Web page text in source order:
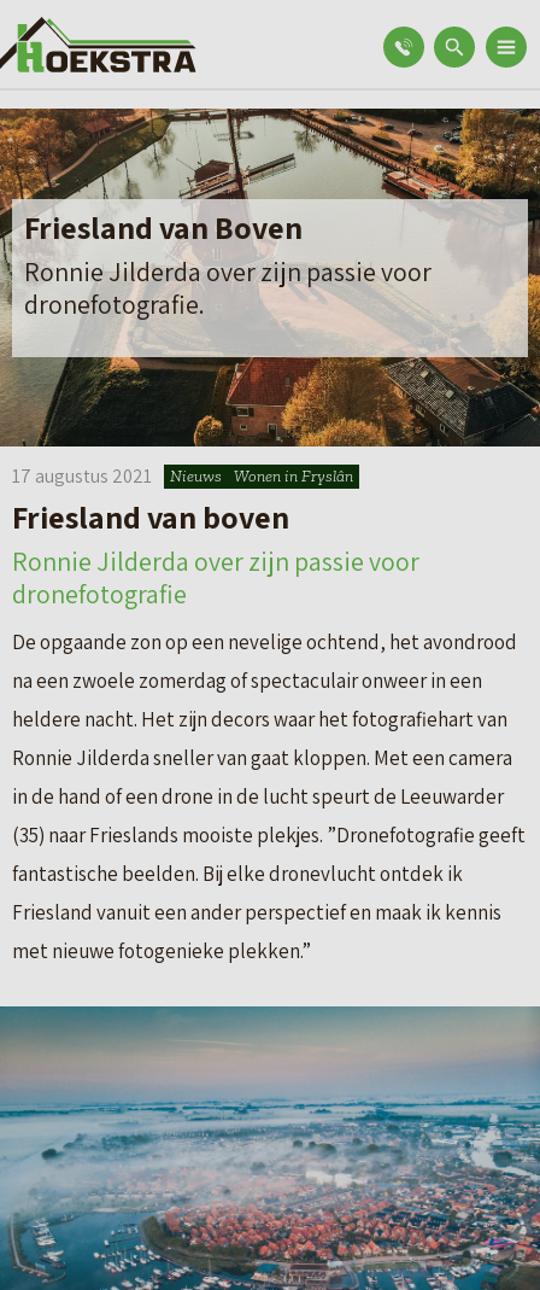
Friesland van Boven
Ronnie Jilderda over zijn passie voor
dronefotografie.
17 augustus 2021 Nieuws Wonen in Fryslân
Friesland van boven
Ronnie Jilderda over zijn passie voor
dronefotografie
De opgaande zon op een nevelige ochtend, het avondrood
na een zwoele zomerdag of spectaculair onweer in een
heldere nacht. Het zijn decors waar het fotografiehart van
Ronnie Jilderda sneller van gaat kloppen. Met een camera
in de hand of een drone in de lucht speurt de Leeuwarder
(35) naar Frieslands mooiste plekjes. ”Dronefotografie geeft
fantastische beelden. Bij elke dronevlucht ontdek ik
Friesland vanuit een ander perspectief en maak ik kennis
met nieuwe fotogenieke plekken.”